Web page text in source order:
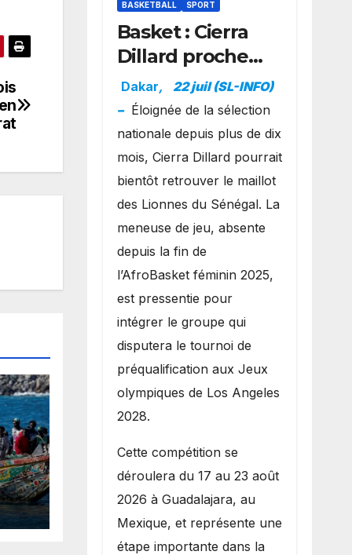
BASKETBALL SPORT
Basket : Cierra
Dillard proche
d’un grand
retour avec les
Lionnes ?
Dakar,
22 juil (SL-INFO)
– Éloignée de la sélection
nationale depuis plus de dix
mois, Cierra Dillard pourrait
bientôt retrouver le maillot
des Lionnes du Sénégal. La
meneuse de jeu, absente
depuis la fin de
l’AfroBasket féminin 2025,
est pressentie pour
intégrer le groupe qui
disputera le tournoi de
préqualification aux Jeux
olympiques de Los Angeles
2028.
Cette compétition se
déroulera du 17 au 23 août
2026 à Guadalajara, au
Mexique, et représente une
étape importante dans la